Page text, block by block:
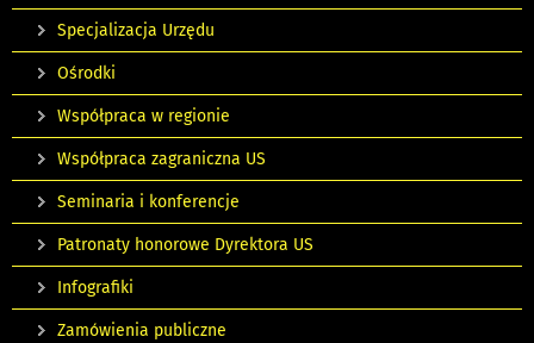
Specjalizacja Urzędu
Ośrodki
Współpraca w regionie
Współpraca zagraniczna US
Seminaria i konferencje
Patronaty honorowe Dyrektora US
Infografiki
Zamówienia publiczne